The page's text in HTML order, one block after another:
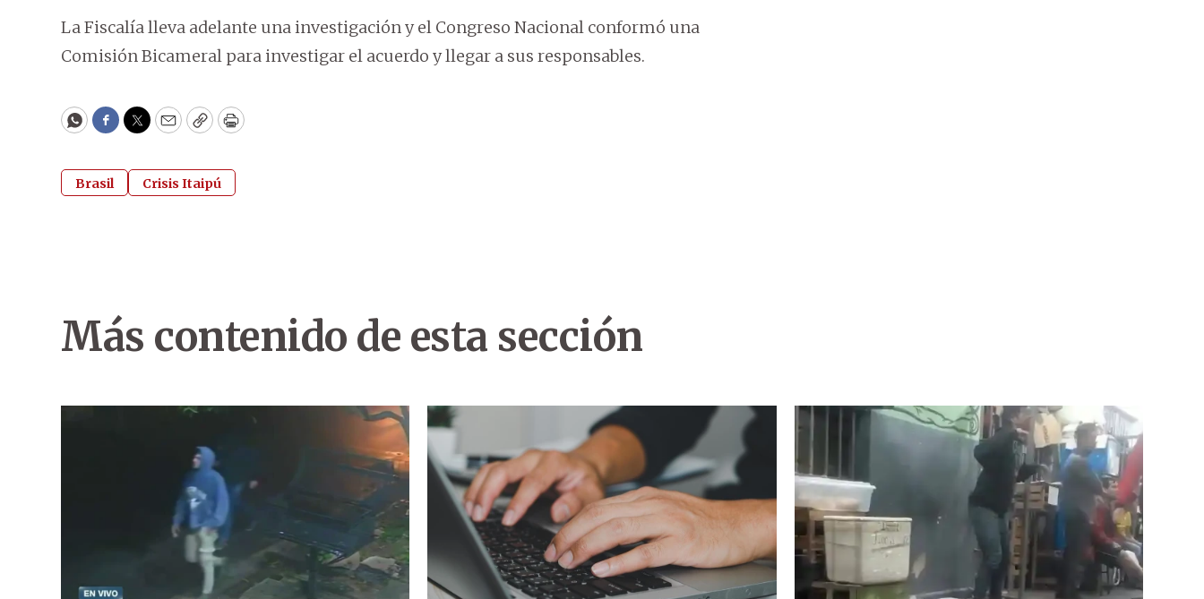
La Fiscalía lleva adelante una investigación y el Congreso Nacional conformó una
Comisión Bicameral para investigar el acuerdo y llegar a sus responsables.
WhatsApp
Facebook
Twitter
EmailCopyPrint
Brasil Crisis Itaipú
Más contenido de esta sección